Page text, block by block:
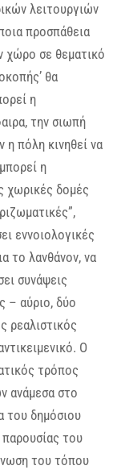
λειτουργιών
προσπάθεια
χώρο σε θεματικό
θα
η
την σιωπή
η πόλη κινηθεί να
η
χωρικές δομές
εννοιολογικές
το λανθάνον, να
συνάψεις
– αύριο, δύο
ρεαλιστικός
Ο
τρόπος
ανάμεσα στο
του δημόσιου
του
του τόπου